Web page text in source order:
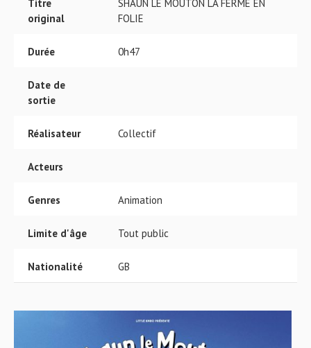
Titre
original
SHAUN LE MOUTON LA FERME EN
FOLIE
Durée 0h47
Date de
sortie
Réalisateur Collectif
Acteurs
Genres Animation
Limite d'âge Tout public
Nationalité GB